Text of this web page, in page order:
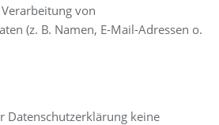
von
(z. B. Namen, E-Mail-Adressen o.
Datenschutzerklärung keine